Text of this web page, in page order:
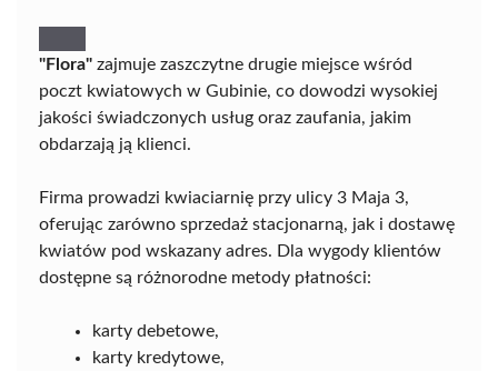
"Flora" zajmuje zaszczytne drugie miejsce wśród
poczt kwiatowych w Gubinie, co dowodzi wysokiej
jakości świadczonych usług oraz zaufania, jakim
obdarzają ją klienci.
Firma prowadzi kwiaciarnię przy ulicy 3 Maja 3,
oferując zarówno sprzedaż stacjonarną, jak i dostawę
kwiatów pod wskazany adres. Dla wygody klientów
dostępne są różnorodne metody płatności:
karty debetowe,
karty kredytowe,